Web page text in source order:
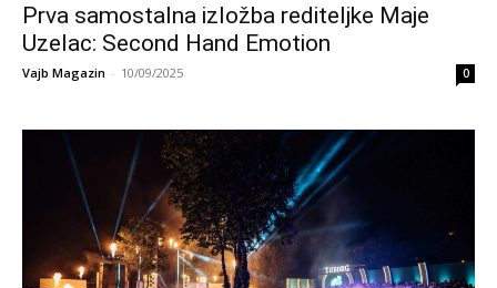
Prva samostalna izložba rediteljke Maje
Uzelac: Second Hand Emotion
Vajb Magazin - 10/09/2025 0